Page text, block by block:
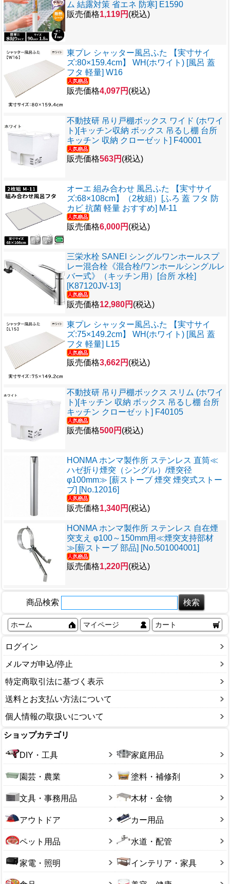
ム 結露対策 省エネ 防寒] E1590
販売価格1,119円 (税込)
東プレ シャッター風呂ふた 【実寸サイ
ズ:80×159.4cm】 WH(ホワイト) [風呂 蓋
フタ 軽量] W16
販売価格4,097円 (税込)
不動技研 吊り戸棚ボックス ワイド (ホワイ
ト)[キッチン収納 ボックス 吊るし棚 台所
キッチン 収納 クローゼット] F40001
販売価格563円 (税込)
オーエ 組み合わせ 風呂ふた 【実寸サイ
ズ:68×108cm】（2枚組）[ふろ 蓋 フタ 防
カビ 抗菌 軽量 おすすめ] M-11
販売価格6,000円 (税込)
三栄水栓 SANEI シングルワンホールスプ
レー混合栓《混合栓/ワンホールシングルレ
バー式》（キッチン用）[台所 水栓]
[K87120JV-13]
販売価格12,980円 (税込)
東プレ シャッター風呂ふた 【実寸サイ
ズ:75×149.2cm】 WH(ホワイト) [風呂 蓋
フタ 軽量] L15
販売価格3,662円 (税込)
不動技研 吊り戸棚ボックス スリム (ホワイ
ト)[キッチン 収納 ボックス 吊るし棚 台所
キッチン クローゼット] F40105
販売価格500円 (税込)
HONMA ホンマ製作所 ステンレス 直筒≪
ハゼ折り煙突（シングル）/煙突径
φ100mm≫ [薪ストーブ 煙突 煙突式ストー
ブ] [No.12016]
販売価格1,340円 (税込)
HONMA ホンマ製作所 ステンレス 自在煙
突支え φ100～150mm用≪煙突支持部材
≫[薪ストーブ 部品] [No.501004001]
販売価格1,220円 (税込)
商品検索
ホーム マイページ カート
ログイン
メルマガ申込/停止
特定商取引法に基づく表示
送料とお支払い方法について
個人情報の取扱いについて
ショップカテゴリ
DIY・工具 家庭用品
園芸・農業 塗料・補修剤
文具・事務用品 木材・金物
アウトドア カー用品
ペット用品 水道・配管
家電・照明 インテリア・家具